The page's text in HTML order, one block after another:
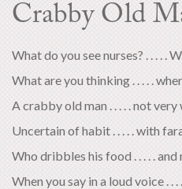
Crabby Old
What do you see nurses? . . . . .
What are you thinking . . . . .
A crabby old man . . . . . not very
Uncertain of habit . . . . . with
Who dribbles his food . . . . . and
When you say in a loud voice . .